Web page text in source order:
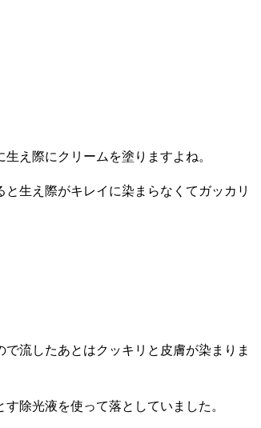
え際にクリームを塗りますよね。
生え際がキレイに染まらなくてガッカリ
流したあとはクッキリと皮膚が染まりま
除光液を使って落としていました。